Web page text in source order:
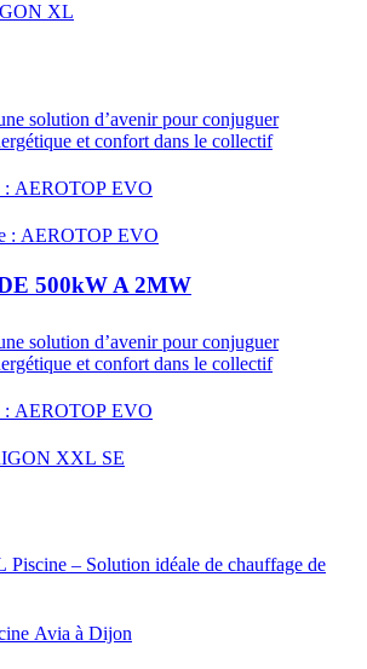
XL
solution d’avenir pour conjuguer
et confort dans le collectif
: AEROTOP EVO
: AEROTOP EVO
500kW A 2MW
solution d’avenir pour conjuguer
et confort dans le collectif
: AEROTOP EVO
XXL SE
– Solution idéale de chauffage de
Avia à Dijon